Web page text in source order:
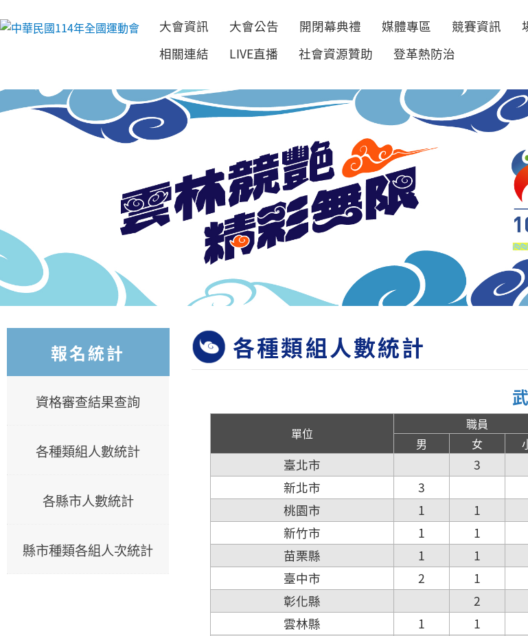
跳到主要內容
大會資訊 大會公告 開閉幕典禮 媒體專區 競賽資訊
相關連結
LIVE直播 社會資源贊助 登革熱防治
報名統計
資格審查結果查詢
各種類組人數統計
各縣市人數統計
縣市種類各組人次統計
各種類組人數統計
單位
職員
男
女
臺北市 3
新北市
3
桃園市
1 1
新竹市
1 1
苗栗縣
1 1
臺中市
2 1
彰化縣
2
雲林縣
1 1